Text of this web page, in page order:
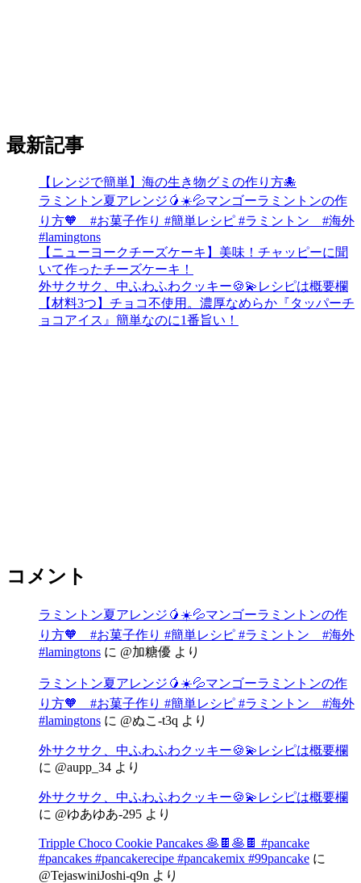
最新記事
【レンジで簡単】海の生き物グミの作り方🐙
ラミントン夏アレンジ🥭☀️💦マンゴーラミントンの作
り方🧡 #お菓子作り #簡単レシピ #ラミントン #海外
#lamingtons
【ニューヨークチーズケーキ】美味！チャッピーに聞
いて作ったチーズケーキ！
外サクサク、中ふわふわクッキー🍪💫レシピは概要欄
【材料3つ】チョコ不使用。濃厚なめらか『タッパーチ
ョコアイス』簡単なのに1番旨い！
コメント
ラミントン夏アレンジ🥭☀️💦マンゴーラミントンの作
り方🧡 #お菓子作り #簡単レシピ #ラミントン #海外
#lamingtons に @加糖優 より
ラミントン夏アレンジ🥭☀️💦マンゴーラミントンの作
り方🧡 #お菓子作り #簡単レシピ #ラミントン #海外
#lamingtons に @ぬこ-t3q より
外サクサク、中ふわふわクッキー🍪💫レシピは概要欄
に @aupp_34 より
外サクサク、中ふわふわクッキー🍪💫レシピは概要欄
に @ゆあゆあ-295 より
Tripple Choco Cookie Pancakes 🥞🍫🥞🍫 #pancake
#pancakes #pancakerecipe #pancakemix #99pancake に
@TejaswiniJoshi-q9n より